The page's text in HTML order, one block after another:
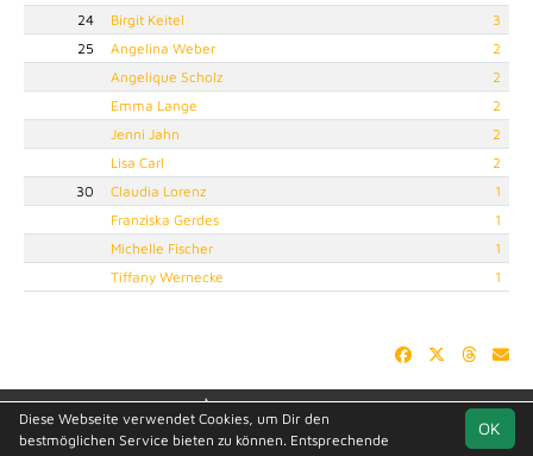
24
Birgit Keitel
3
25
Angelina Weber
2
Angelique Scholz
2
Emma Lange
2
Jenni Jahn
2
Lisa Carl
2
30
Claudia Lorenz
1
Franziska Gerdes
1
Michelle Fischer
1
Tiffany Wernecke
1
soccero.de
OK
Diese Webseite verwendet Cookies, um Dir den
bestmöglichen Service bieten zu können. Entsprechende